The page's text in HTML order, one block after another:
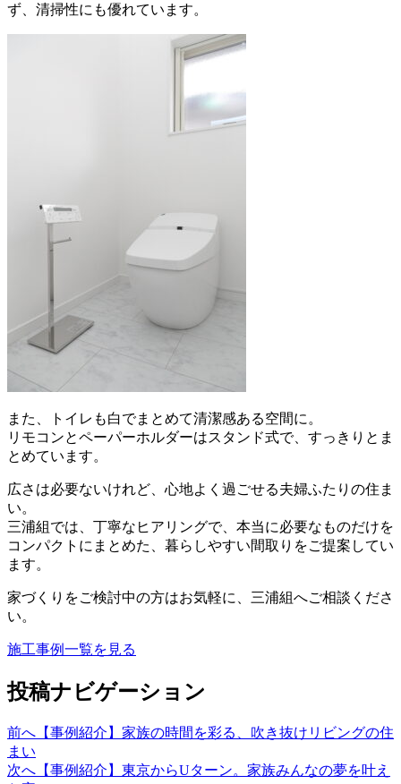
ず、清掃性にも優れています。
また、トイレも白でまとめて清潔感ある空間に。
リモコンとペーパーホルダーはスタンド式で、すっきりとま
とめています。
広さは必要ないけれど、心地よく過ごせる夫婦ふたりの住ま
い。
三浦組では、丁寧なヒアリングで、本当に必要なものだけを
コンパクトにまとめた、暮らしやすい間取りをご提案してい
ます。
家づくりをご検討中の方はお気軽に、三浦組へご相談くださ
い。
施工事例一覧を見る
投稿ナビゲーション
前へ 【事例紹介】家族の時間を彩る、吹き抜けリビングの住
まい
次へ 【事例紹介】東京からUターン。家族みんなの夢を叶え